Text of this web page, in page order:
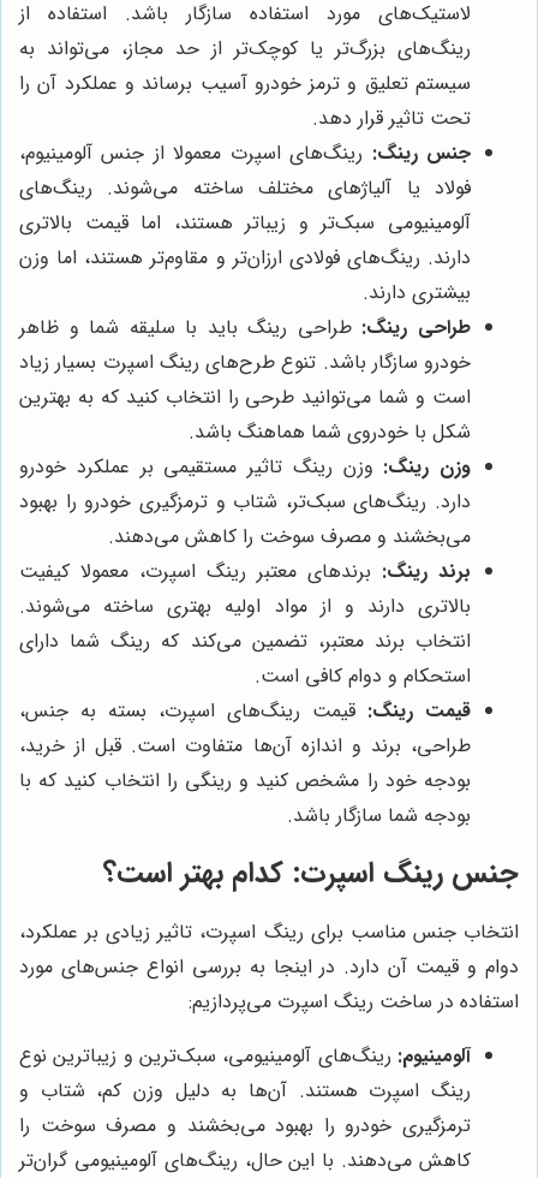
لاستیک‌های مورد استفاده سازگار باشد. استفاده از
رینگ‌های بزرگ‌تر یا کوچک‌تر از حد مجاز، می‌تواند به
سیستم تعلیق و ترمز خودرو آسیب برساند و عملکرد آن را
تحت تاثیر قرار دهد.
جنس رینگ: رینگ‌های اسپرت معمولا از جنس آلومینیوم،
فولاد یا آلیاژهای مختلف ساخته می‌شوند. رینگ‌های
آلومینیومی سبک‌تر و زیباتر هستند، اما قیمت بالاتری
دارند. رینگ‌های فولادی ارزان‌تر و مقاوم‌تر هستند، اما وزن
بیشتری دارند.
طراحی رینگ: طراحی رینگ باید با سلیقه شما و ظاهر
خودرو سازگار باشد. تنوع طرح‌های رینگ اسپرت بسیار زیاد
است و شما می‌توانید طرحی را انتخاب کنید که به بهترین
شکل با خودروی شما هماهنگ باشد.
وزن رینگ: وزن رینگ تاثیر مستقیمی بر عملکرد خودرو
دارد. رینگ‌های سبک‌تر، شتاب و ترمزگیری خودرو را بهبود
می‌بخشند و مصرف سوخت را کاهش می‌دهند.
برند رینگ: برندهای معتبر رینگ اسپرت، معمولا کیفیت
بالاتری دارند و از مواد اولیه بهتری ساخته می‌شوند.
انتخاب برند معتبر، تضمین می‌کند که رینگ شما دارای
استحکام و دوام کافی است.
قیمت رینگ: قیمت رینگ‌های اسپرت، بسته به جنس،
طراحی، برند و اندازه آن‌ها متفاوت است. قبل از خرید،
بودجه خود را مشخص کنید و رینگی را انتخاب کنید که با
بودجه شما سازگار باشد.
جنس رینگ اسپرت: کدام بهتر است؟
انتخاب جنس مناسب برای رینگ اسپرت، تاثیر زیادی بر عملکرد،
دوام و قیمت آن دارد. در اینجا به بررسی انواع جنس‌های مورد
استفاده در ساخت رینگ اسپرت می‌پردازیم:
آلومینیوم: رینگ‌های آلومینیومی، سبک‌ترین و زیباترین نوع
رینگ اسپرت هستند. آن‌ها به دلیل وزن کم، شتاب و
ترمزگیری خودرو را بهبود می‌بخشند و مصرف سوخت را
کاهش می‌دهند. با این حال، رینگ‌های آلومینیومی گران‌تر